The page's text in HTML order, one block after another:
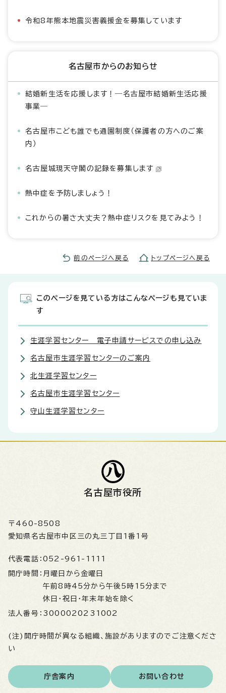
令和8年熊本地震災害義援金を募集しています
名古屋市からのお知らせ
結婚新生活を応援します！―名古屋市結婚新生活応援
事業―
名古屋市こども誰でも通園制度（保護者の方へのご案
内）
名古屋城現天守閣の記録を募集します
熱中症を予防しましょう！
これからの暑さ大丈夫？熱中症リスクを見てみよう！
前のページへ戻る トップページへ戻る
このページを見ている方はこんなページも見ていま
す
生涯学習センター 電子申請サービスでの申し込み
名古屋市生涯学習センターのご案内
北生涯学習センター
名古屋市生涯学習センター
守山生涯学習センター
名古屋市役所
〒460-8508
愛知県名古屋市中区三の丸三丁目1番1号
代表電話： 052-961-1111
開庁時間： 月曜日から金曜日
午前8時45分から午後5時15分まで
休日・祝日・年末年始を除く
法人番号： 3000020231002
(注)開庁時間が異なる組織、施設がありますのでご注意くださ
い
庁舎案内 お問い合わせ